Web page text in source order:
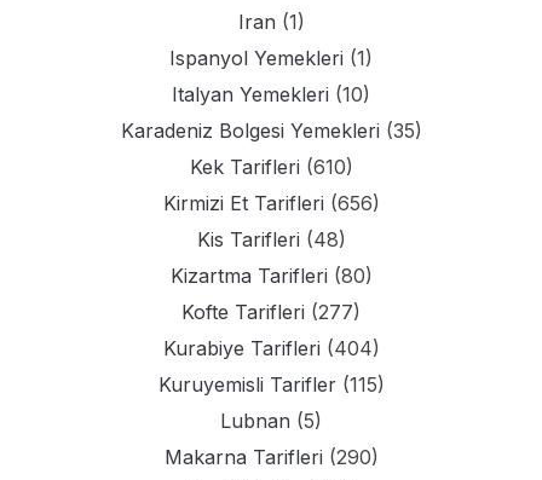
Iran (1)
Ispanyol Yemekleri (1)
Italyan Yemekleri (10)
Karadeniz Bolgesi Yemekleri (35)
Kek Tarifleri (610)
Kirmizi Et Tarifleri (656)
Kis Tarifleri (48)
Kizartma Tarifleri (80)
Kofte Tarifleri (277)
Kurabiye Tarifleri (404)
Kuruyemisli Tarifler(115)
Lubnan (5)
Makarna Tarifleri (290)